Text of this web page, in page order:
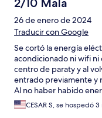
2/10 Mala
26 de enero de 2024
Traducir con Google
Se cortó la energía
acondicionado ni wifi ni
centro de paraty y al
entrado previamente y
Al no haber habido
cámaras de seguridad.
amable pero no
CESAR S, se hospedó